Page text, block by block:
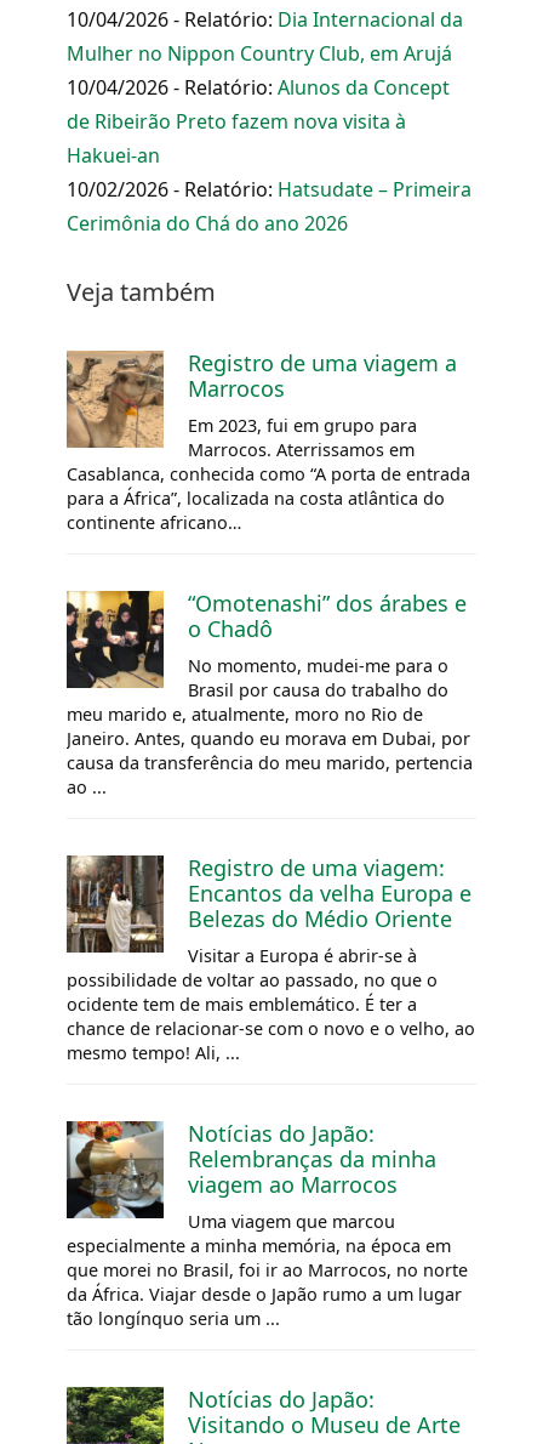
10/04/2026 - Relatório: Dia Internacional da
Mulher no Nippon Country Club, em Arujá
10/04/2026 - Relatório: Alunos da Concept
de Ribeirão Preto fazem nova visita à
Hakuei-an
10/02/2026 - Relatório: Hatsudate – Primeira
Cerimônia do Chá do ano 2026
Veja também
Registro de uma viagem a
Marrocos
Em 2023, fui em grupo para
Marrocos. Aterrissamos em
Casablanca, conhecida como “A porta de entrada
para a África”, localizada na costa atlântica do
continente africano…
“Omotenashi” dos árabes e
o Chadô
No momento, mudei-me para o
Brasil por causa do trabalho do
meu marido e, atualmente, moro no Rio de
Janeiro. Antes, quando eu morava em Dubai, por
causa da transferência do meu marido, pertencia
ao ...
Registro de uma viagem:
Encantos da velha Europa e
Belezas do Médio Oriente
Visitar a Europa é abrir-se à
possibilidade de voltar ao passado, no que o
ocidente tem de mais emblemático. É ter a
chance de relacionar-se com o novo e o velho, ao
mesmo tempo! Ali, ...
Notícias do Japão:
Relembranças da minha
viagem ao Marrocos
Uma viagem que marcou
especialmente a minha memória, na época em
que morei no Brasil, foi ir ao Marrocos, no norte
da África. Viajar desde o Japão rumo a um lugar
tão longínquo seria um ...
Notícias do Japão:
Visitando o Museu de Arte